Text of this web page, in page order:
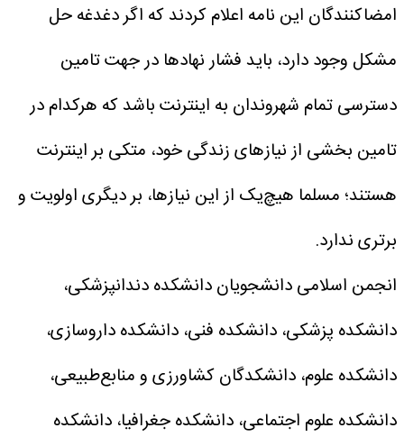
امضاکنندگان این نامه اعلام کردند که اگر دغدغه حل
مشکل وجود دارد، باید فشار نهادها در جهت تامین
دسترسی تمام شهروندان به اینترنت باشد که هر‌کدام در
تامین بخشی از نیازهای زندگی خود، متکی بر اینترنت
هستند؛ مسلما هیچ‌یک از این نیازها، بر دیگری اولویت و
برتری ندارد.
انجمن اسلامی دانشجویان دانشکده دندانپزشکی،
دانشکده پزشکی، دانشکده فنی، دانشکده داروسازی،
دانشکده علوم، دانشکدگان کشاورزی و منابع‌طبیعی،
دانشکده علوم‌ اجتماعی، دانشکده جغرافیا، دانشکده